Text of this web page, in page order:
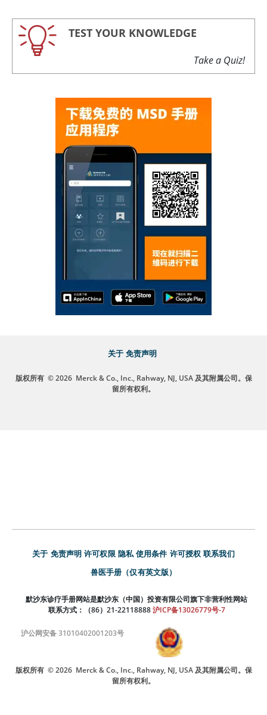
TEST YOUR KNOWLEDGE
Take a Quiz!
关于 免责声明
版权所有 © 2026 Merck & Co., Inc., Rahway, NJ, USA 及其附属公司。保
留所有权利。
关于 免责声明 许可权限 隐私 使用条件 许可授权 联系我们
兽医手册（仅有英文版）
默沙东诊疗手册网站是默沙东（中国）投资有限公司旗下非营利性网站
联系方式：（86）21-22118888 沪ICP备13026779号-7
沪公网安备 31010402001203号
版权所有 © 2026 Merck & Co., Inc., Rahway, NJ, USA 及其附属公司。保
留所有权利。